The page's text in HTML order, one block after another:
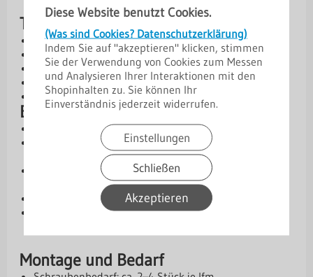
Diese Website benutzt Cookies.
(Was sind Cookies? Datenschutzerklärung)
Indem Sie auf "akzeptieren" klicken, stimmen
Sie der Verwendung von Cookies zum Messen
und Analysieren Ihrer Interaktionen mit den
Shopinhalten zu. Sie können Ihr
Einverständnis jederzeit widerrufen.
Einstellungen
Schließen
Akzeptieren
verfügbar
Technische Daten
Kern: Stahl oder Aluminium
Materialstärken: 0,50 mm | 0,70 mm | 0,75 mm
Abmessungen: 15 / 150 / 150 / 15 / 10 mm
Winkel: 90°
Länge: 2 m
Beschichtungen und Schutz
Aluzink – Basis-Schutzschicht
[SP] 25 µm Standardpolyester – wirtschaftliche
[PMG] 35 µm Polyester Matt (grobkörnig) – optisch
ansprechend & widerstandsfähig
[PM] 50 µm Purmat – besonders robust
[PL] 50 µm Purlak – Premium-Schutzschicht
Montage und Bedarf